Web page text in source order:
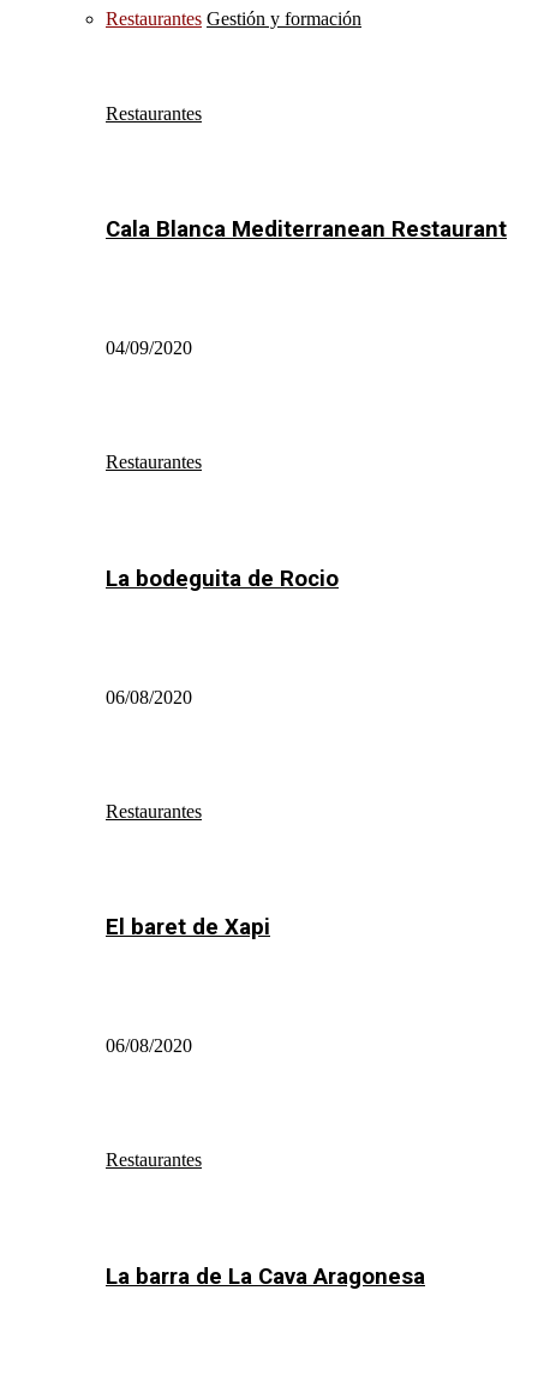
Restaurantes Gestión y formación
Restaurantes
Cala Blanca Mediterranean Restaurant
04/09/2020
Restaurantes
La bodeguita de Rocio
06/08/2020
Restaurantes
El baret de Xapi
06/08/2020
Restaurantes
La barra de La Cava Aragonesa